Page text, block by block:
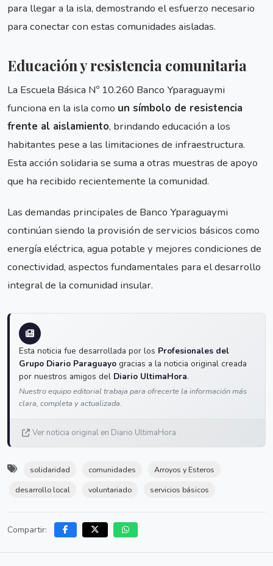
para llegar a la isla, demostrando el esfuerzo necesario
para conectar con estas comunidades aisladas.
Educación y resistencia comunitaria
La Escuela Básica Nº 10.260 Banco Yparaguaymi
funciona en la isla como un símbolo de resistencia
frente al aislamiento, brindando educación a los
habitantes pese a las limitaciones de infraestructura.
Esta acción solidaria se suma a otras muestras de apoyo
que ha recibido recientemente la comunidad.
Las demandas principales de Banco Yparaguaymi
continúan siendo la provisión de servicios básicos como
energía eléctrica, agua potable y mejores condiciones de
conectividad, aspectos fundamentales para el desarrollo
integral de la comunidad insular.
Esta noticia fue desarrollada por los Profesionales del
Grupo Diario Paraguayo gracias a la noticia original creada
por nuestros amigos del Diario UltimaHora.
Nuestro equipo editorial trabaja para ofrecerte la información más
clara, completa y actualizada.
Ver noticia original en Diario UltimaHora
solidaridad comunidades
Arroyos y Esteros
desarrollo local
voluntariado servicios básicos
Compartir: